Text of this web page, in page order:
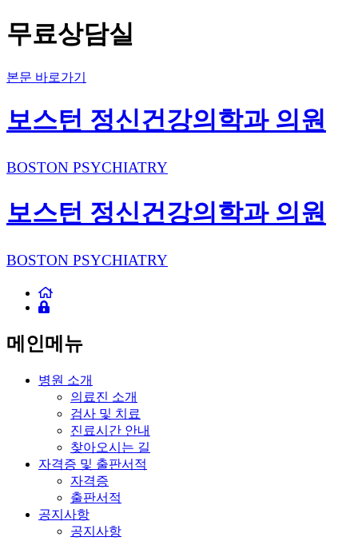
무료상담실
본문 바로가기
보스턴 정신건강의학과 의원
BOSTON PSYCHIATRY
보스턴 정신건강의학과 의원
BOSTON PSYCHIATRY
메인메뉴
병원 소개
의료진 소개
검사 및 치료
진료시간 안내
찾아오시는 길
자격증 및 출판서적
자격증
출판서적
공지사항
공지사항